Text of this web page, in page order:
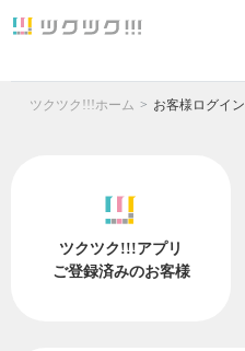
ツクツク!!!ホーム お客様ログイン
ツクツク!!!アプリ
ご登録済みのお客様